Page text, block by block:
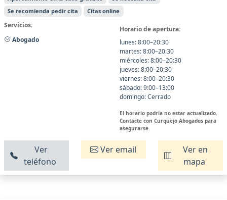
Se recomienda pedir cita
Citas online
Servicios:
Abogado
Horario de apertura:
lunes: 8:00–20:30
martes: 8:00–20:30
miércoles: 8:00–20:30
jueves: 8:00–20:30
viernes: 8:00–20:30
sábado: 9:00–13:00
domingo: Cerrado
El horario podría no estar actualizado.
Contacte con Curquejo Abogados para
asegurarse.
Ver
teléfono
Ver email
Ver en
mapa